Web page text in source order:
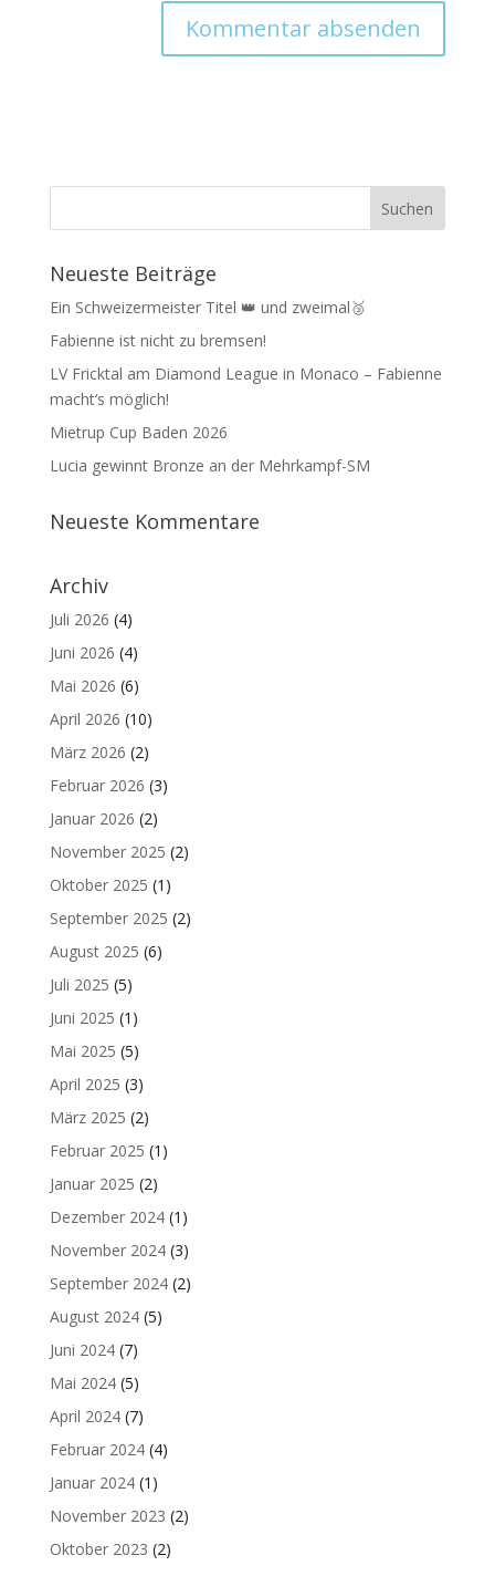
Neueste Beiträge
Ein Schweizermeister Titel 👑 und zweimal🥉
Fabienne ist nicht zu bremsen!
LV Fricktal am Diamond League in Monaco – Fabienne
macht‘s möglich!
Mietrup Cup Baden 2026
Lucia gewinnt Bronze an der Mehrkampf-SM
Neueste Kommentare
Archiv
Juli 2026 (4)
Juni 2026 (4)
Mai 2026 (6)
April 2026 (10)
März 2026 (2)
Februar 2026 (3)
Januar 2026 (2)
November 2025 (2)
Oktober 2025 (1)
September 2025 (2)
August 2025 (6)
Juli 2025 (5)
Juni 2025 (1)
Mai 2025 (5)
April 2025 (3)
März 2025 (2)
Februar 2025 (1)
Januar 2025 (2)
Dezember 2024(1)
November 2024(3)
September 2024(2)
August 2024(5)
Juni 2024(7)
Mai 2024(5)
April 2024(7)
Februar 2024(4)
Januar 2024(1)
November 2023 (2)
Oktober 2023 (2)